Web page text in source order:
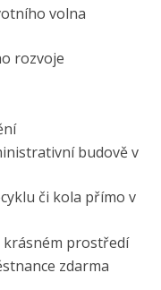
volna
rozvoje
budově v
či kola přímo v
prostředí
zdarma